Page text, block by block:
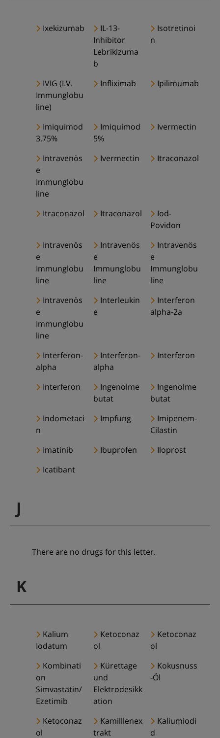
Ixekizumab
IL-13-
Inhibitor
Lebrikizuma
b
Isotretinoi
n
IVIG (I.V.
Immunglobu
line)
Infliximab Ipilimumab
Imiquimod
3.75%
Imiquimod
5%
Ivermectin
Intravenös
e
Immunglobu
line
Ivermectin Itraconazol
Itraconazol Itraconazol
Iod-
Povidon
Intravenös
e
Immunglobu
line
Intravenös
e
Immunglobu
line
Intravenös
e
Immunglobu
line
Intravenös
e
Immunglobu
line
Interleukin
e
Interferon
alpha-2a
Interferon-
alpha
Interferon-
alpha
Interferon
Interferon
Ingenolme
butat
Ingenolme
butat
Indometaci
n
Impfung
Imipenem-
Cilastin
Imatinib
Ibuprofen
Iloprost
Icatibant
J
There are no drugs for this letter.
K
Kalium
Iodatum
Ketoconaz
ol
Ketoconaz
ol
Kombinati
on
Simvastatin/
Ezetimib
Kürettage
und
Elektrodesikk
ation
Kokusnuss
-Öl
Ketoconaz
ol
Kamilllenex
trakt
Kaliumiodi
d